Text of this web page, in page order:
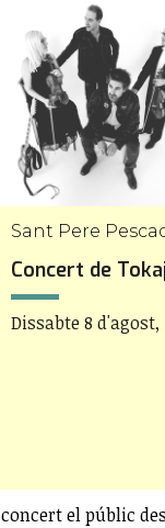
Sant Pere
Concert de
Dissabte 8 d'agost,
el públic